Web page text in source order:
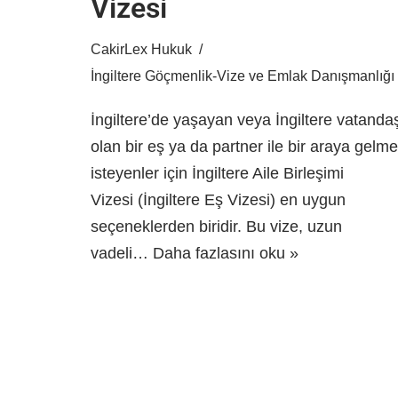
Vizesi
CakirLex Hukuk
İngiltere Göçmenlik-Vize ve Emlak Danışmanlığı
İngiltere’de yaşayan veya İngiltere
olan bir eş ya da partner ile bir araya
isteyenler için İngiltere Aile Birleşimi
Vizesi (İngiltere Eş Vizesi) en uygun
seçeneklerden biridir. Bu vize, uzun
vadeli… Daha fazlasını oku »